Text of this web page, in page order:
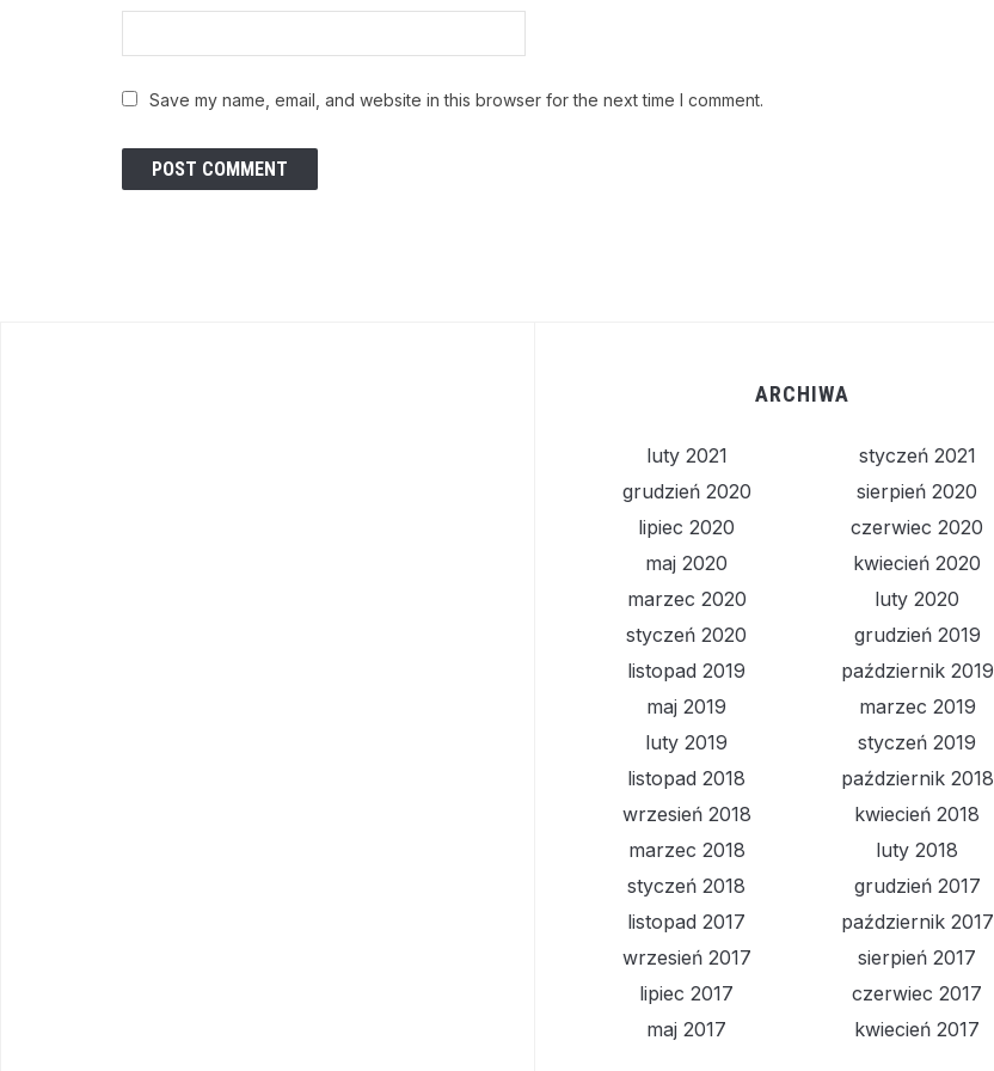
Save my name, email, and website in this browser for the next time I comment.
ARCHIWA
luty 2021
styczeń 2021
grudzień 2020
sierpień 2020
lipiec 2020
czerwiec 2020
maj 2020
kwiecień 2020
marzec 2020
luty 2020
styczeń 2020
grudzień 2019
listopad 2019
październik 2019
maj 2019
marzec 2019
luty 2019
styczeń 2019
listopad 2018
październik 2018
wrzesień 2018
kwiecień 2018
marzec 2018
luty 2018
styczeń 2018
grudzień 2017
listopad 2017
październik 2017
wrzesień 2017
sierpień 2017
lipiec 2017
czerwiec 2017
maj 2017
kwiecień 2017